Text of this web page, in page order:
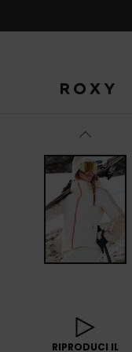
prodotto
RIPRODUCI IL